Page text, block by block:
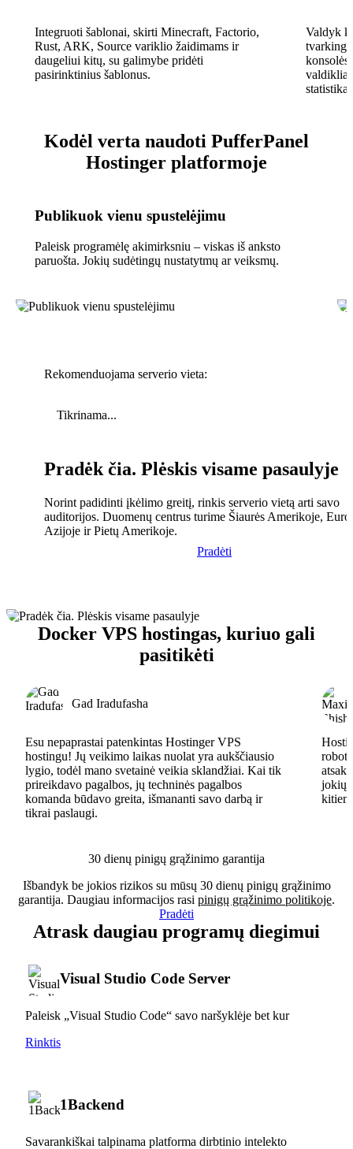
Integruoti šablonai, skirti Minecraft, Factorio,
Rust, ARK, Source variklio žaidimams ir
daugeliui kitų, su galimybe pridėti
pasirinktinius šablonus.
Valdyk
konsolės
statistika.
Kodėl verta naudoti PufferPanel
Hostinger platformoje
Publikuok vienu spustelėjimu
Paleisk programėlę akimirksniu – viskas iš anksto
paruošta. Jokių sudėtingų nustatytmų ar veiksmų.
Rekomenduojama serverio vieta:
Tikrinama...
Pradėk čia. Plėskis visame pasaulyje
Norint padidinti įkėlimo greitį, rinkis serverio vietą arti savo
auditorijos. Duomenų centrus turime Šiaurės Amerikoje,
Azijoje ir Pietų Amerikoje.
Pradėti
Docker VPS hostingas, kuriuo gali
pasitikėti
Gad Iradufasha
Esu nepaprastai patenkintas Hostinger VPS
hostingu! Jų veikimo laikas nuolat yra aukščiausio
lygio, todėl mano svetainė veikia sklandžiai. Kai tik
prireikdavo pagalbos, jų techninės pagalbos
komanda būdavo greita, išmananti savo darbą ir
tikrai paslaugi.
jokių
30 dienų pinigų grąžinimo garantija
Išbandyk be jokios rizikos su mūsų 30 dienų pinigų grąžinimo
garantija. Daugiau informacijos rasi pinigų grąžinimo politikoje.
Pradėti
Atrask daugiau programų diegimui
Visual Studio Code Server
Paleisk „Visual Studio Code“ savo naršyklėje bet kur
Rinktis
1Backend
Savarankiškai talpinama platforma dirbtinio intelekto